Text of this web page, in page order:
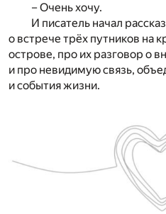
– Очень хочу.
И писатель начал
о встрече трёх путников на
острове, про их разговор о
и про невидимую связь,
и события жизни.